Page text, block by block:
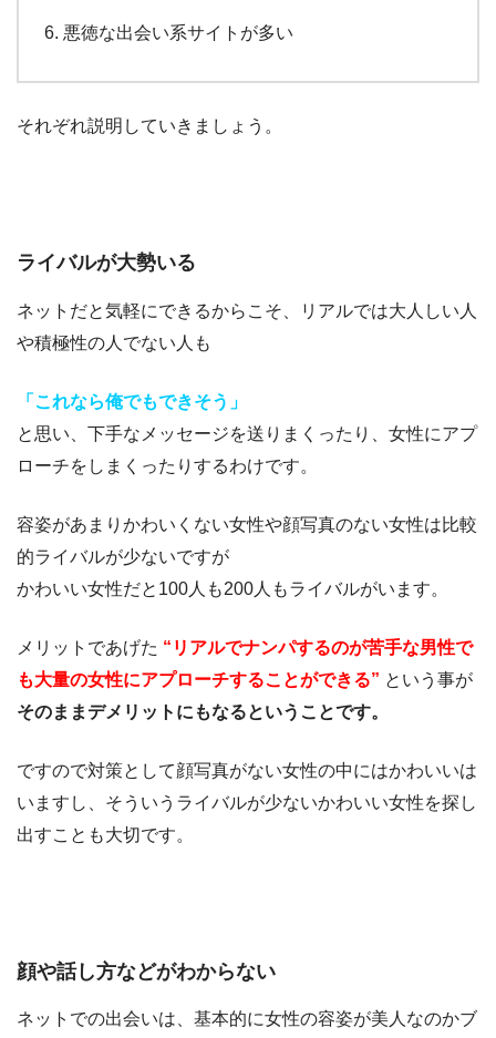
悪徳な出会い系サイトが多い
それぞれ説明していきましょう。
ライバルが大勢いる
ネットだと気軽にできるからこそ、リアルでは大人しい人
や積極性の人でない人も
「これなら俺でもできそう」
と思い、下手なメッセージを送りまくったり、女性にアプ
ローチをしまくったりするわけです。
容姿があまりかわいくない女性や顔写真のない女性は比較
的ライバルが少ないですが
かわいい女性だと100人も200人もライバルがいます。
メリットであげた “リアルでナンパするのが苦手な男性で
も大量の女性にアプローチすることができる” という事が
そのままデメリットにもなるということです。
ですので対策として顔写真がない女性の中にはかわいいは
いますし、そういうライバルが少ないかわいい女性を探し
出すことも大切です。
顔や話し方などがわからない
ネットでの出会いは、基本的に女性の容姿が美人なのかブ